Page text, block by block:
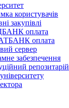
користувачів
закупівлі
оплата
оплата
сервер
забезпечення
репозитарій